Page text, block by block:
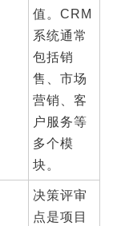
值。CRM
系统通常
包括销
售、市场
营销、客
户服务等
多个模
块。
决策评审
点是项目